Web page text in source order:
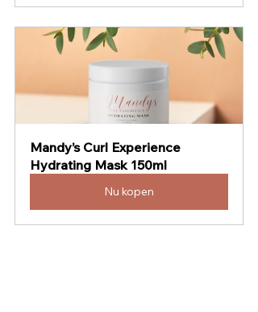
Mandy’s Curl Experience
Hydrating Mask 150ml
Nu kopen